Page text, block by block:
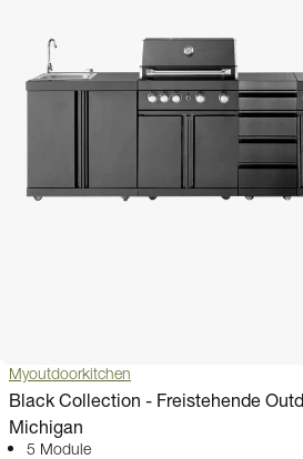
Myoutdoorkitchen
Black Collection - Freistehende
Michigan
5 Module